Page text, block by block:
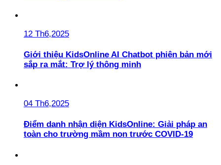
12 Th6,2025
Giới thiệu KidsOnline AI Chatbot phiên bản mới
sắp ra mắt: Trợ lý thông minh
04 Th6,2025
Điểm danh nhận diện KidsOnline: Giải pháp an
toàn cho trường mầm non trước COVID-19